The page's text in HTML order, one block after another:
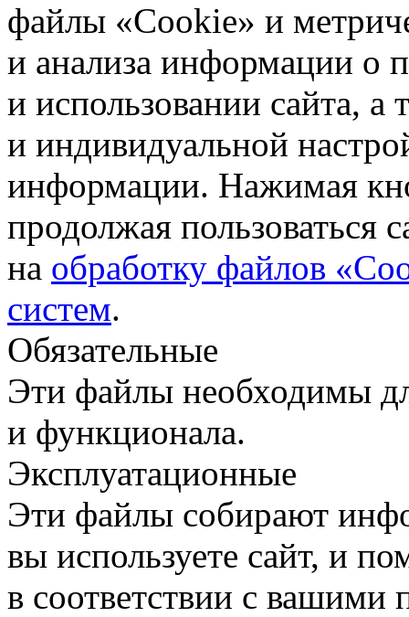
файлы «Cookie» и
и анализа информации о
и использовании сайта,
и индивидуальной
информации. Нажимая
продолжая пользоваться
на обработку файлов
систем.
Обязательные
Эти файлы необходимы
и функционала.
Эксплуатационные
Эти файлы собирают
вы используете сайт, и
в соответствии с вашими